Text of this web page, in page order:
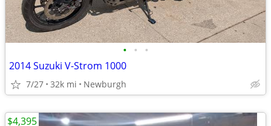
• • •
2014 Suzuki V-Strom 1000
7/27 32k mi Newburgh
$4,395